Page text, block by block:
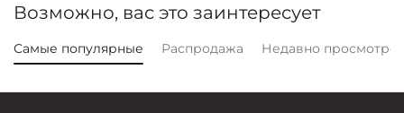
Возможно, вас это заинтересует
Самые популярные Распродажа Недавно